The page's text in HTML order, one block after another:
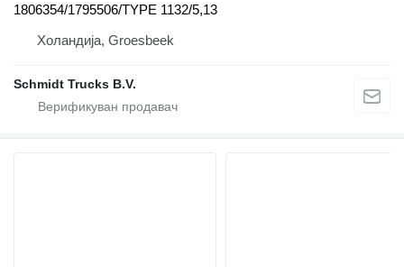
1806354/1795506/TYPE 1132/5,13
Холандија, Groesbeek
Schmidt Trucks B.V.